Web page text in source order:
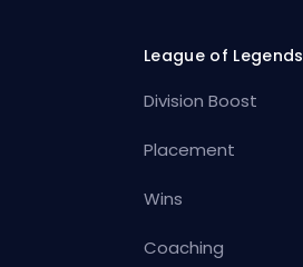
League of Legends
Division Boost
Placement
Wins
Coaching